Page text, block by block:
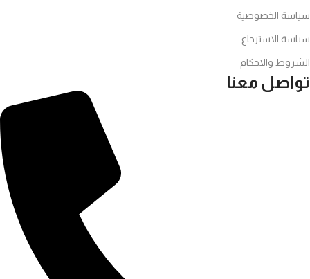
سياسة الخصوصية
سياسة الاسترجاع
الشروط والاحكام
تواصل معنا